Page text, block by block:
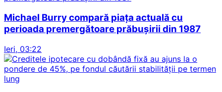
Michael Burry compară piața actuală cu
perioada premergătoare prăbușirii din 1987
Ieri, 03:22